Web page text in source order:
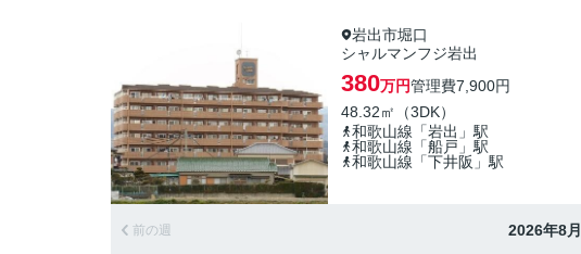
岩出市堀口
シャルマンフジ岩出
380万円管理費7,900円
48.32㎡（3DK）
和歌山線「岩出」駅
和歌山線「船戸」駅
和歌山線「下井阪」駅
前の週 2026年8月